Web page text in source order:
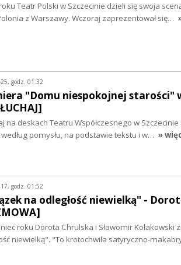
Teatr Polski w Szczecinie dzieli się swoja
z Warszawy. Wczoraj zaprezentował się…
godz. 01:32
"Domu niespokojnej starości"
na deskach Teatru Współczesnego w
według pomysłu, na podstawie tekstu i w… »
godz. 01:52
na odległość niewielką" -
roku Dorota Chrulska i Sławomir
niewielką". "To krotochwila satyryczno-